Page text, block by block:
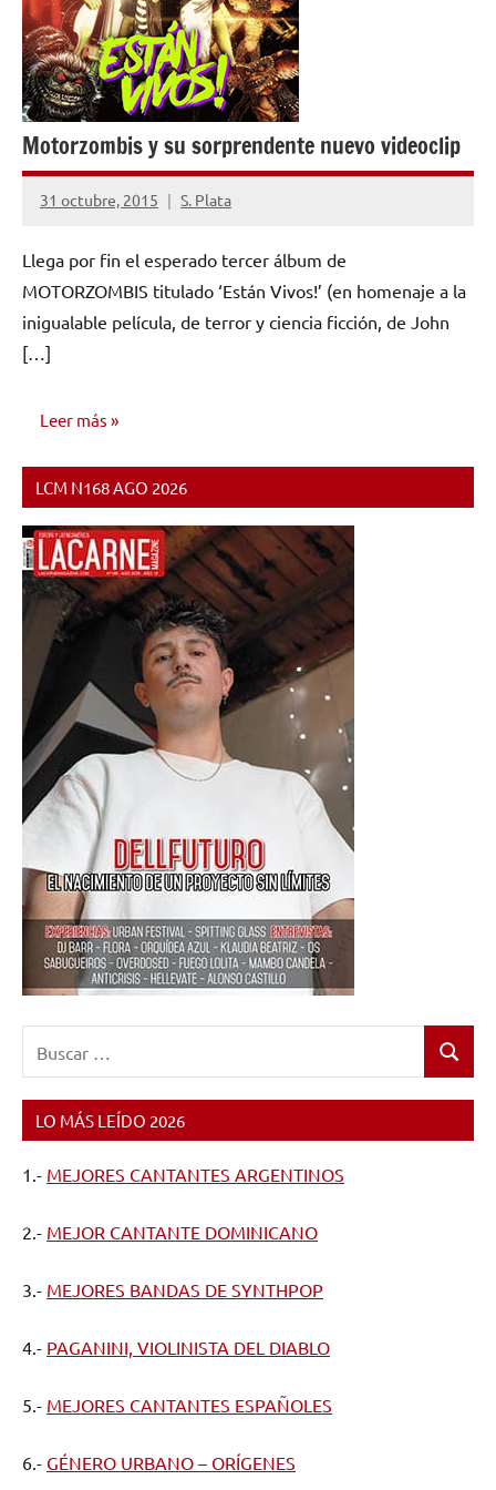
Motorzombis y su sorprendente nuevo videoclip
31 octubre, 2015 S. Plata
No
comentarios
Llega por fin el esperado tercer álbum de
MOTORZOMBIS titulado ‘Están Vivos!’ (en homenaje a la
inigualable película, de terror y ciencia ficción, de John
[…]
Leer más
NOTICIAS
LCM N168 AGO 2026
Buscar
LO MÁS LEÍDO 2026
1.- MEJORES CANTANTES ARGENTINOS
2.- MEJOR CANTANTE DOMINICANO
3.- MEJORES BANDAS DE SYNTHPOP
4.- PAGANINI, VIOLINISTA DEL DIABLO
5.- MEJORES CANTANTES ESPAÑOLES
6.- GÉNERO URBANO – ORÍGENES